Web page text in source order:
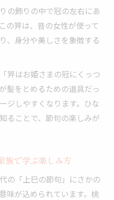
の飾りの中で冠の左右にあ
の笄は、昔の女性が使って
、身分や美しさを象徴する
笄はお姫さまの冠にくっつ
髪をとめるための道具だっ
ジしやすくなります。ひな
ることで、節句の楽しみが
族で学ぶ楽しみ方
の「上巳の節句」にさかの
味が込められています。桃